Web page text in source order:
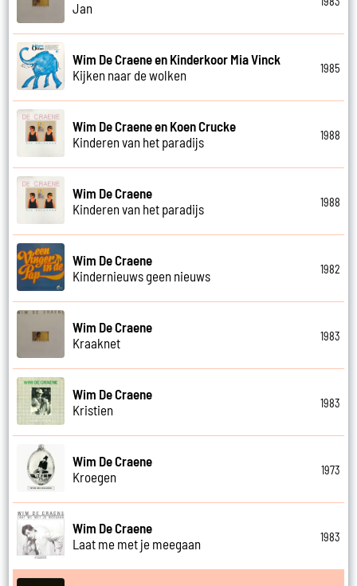
Jan
Wim De Craene en Kinderkoor Mia Vinck
Kijken naar de wolken
1985
Wim De Craene en Koen Crucke
Kinderen van het paradijs
1988
Wim De Craene
Kinderen van het paradijs
1988
Wim De Craene
Kindernieuws geen nieuws
1982
Wim De Craene
Kraaknet
1983
Wim De Craene
Kristien
1983
Wim De Craene
Kroegen
1973
Wim De Craene
Laat me met je meegaan
1983